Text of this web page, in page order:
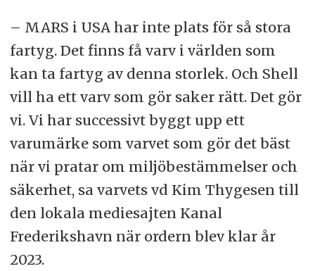
– MARS i USA har inte plats för så stora
fartyg. Det finns få varv i världen som
kan ta fartyg av denna storlek. Och Shell
vill ha ett varv som gör saker rätt. Det gör
vi. Vi har successivt byggt upp ett
varumärke som varvet som gör det bäst
när vi pratar om miljöbestämmelser och
säkerhet, sa varvets vd Kim Thygesen till
den lokala mediesajten Kanal
Frederikshavn när ordern blev klar år
2023.